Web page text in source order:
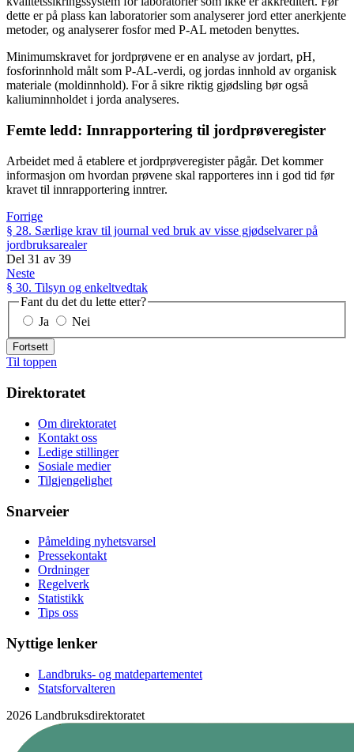
dette er på plass kan laboratorier som analyserer jord etter anerkjente
metoder, og analyserer fosfor med P-AL metoden benyttes.
Minimumskravet for jordprøvene er en analyse av jordart, pH,
fosforinnhold målt som P-AL-verdi, og jordas innhold av organisk
materiale (moldinnhold). For å sikre riktig gjødsling bør også
kaliuminnholdet i jorda analyseres.
Femte ledd: Innrapportering til jordprøveregister
Arbeidet med å etablere et jordprøveregister pågår. Det kommer
informasjon om hvordan prøvene skal rapporteres inn i god tid før
kravet til innrapportering inntrer.
Forrige
§ 28. Særlige krav til journal ved bruk av visse gjødselvarer på
jordbruksarealer
Del 31 av 39
Neste
§ 30. Tilsyn og enkeltvedtak
Fant du det du lette etter?
Ja
Nei
Fortsett
Til toppen
Direktoratet
Om direktoratet
Kontakt oss
Ledige stillinger
Sosiale medier
Tilgjengelighet
Snarveier
Påmelding nyhetsvarsel
Pressekontakt
Ordninger
Regelverk
Statistikk
Tips oss
Nyttige lenker
Landbruks- og matdepartementet
Statsforvalteren
2026 Landbruksdirektoratet